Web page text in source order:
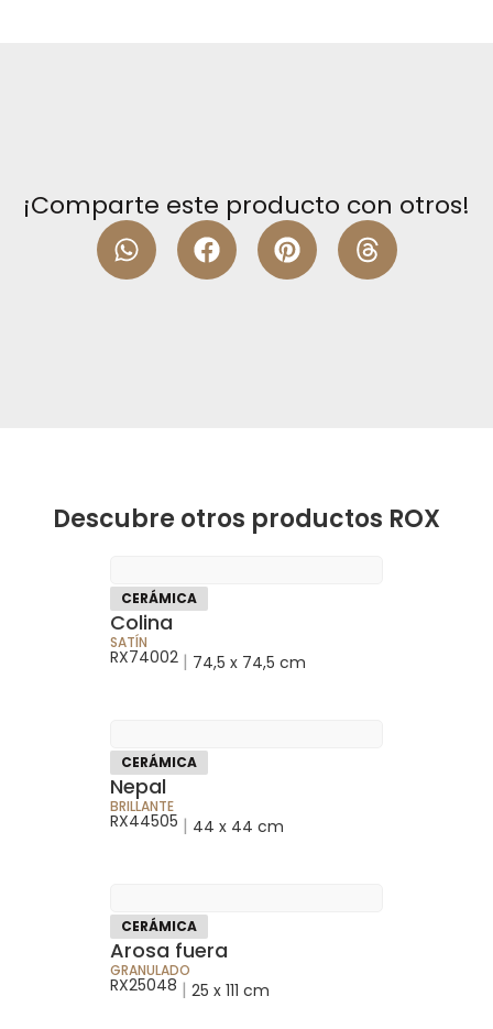
¡Comparte este producto con otros!
Descubre otros productos ROX
CERÁMICA
Colina
SATÍN
RX74002 | 74,5 x 74,5 cm
CERÁMICA
Nepal
BRILLANTE
RX44505 | 44 x 44 cm
CERÁMICA
Arosa fuera
GRANULADO
RX25048 | 25 x 111 cm